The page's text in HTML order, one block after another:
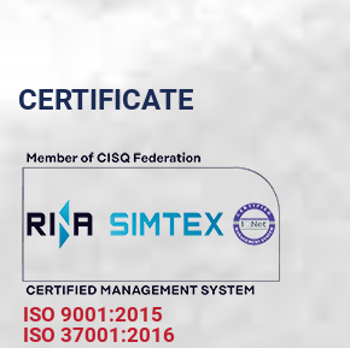
CERTIFICATE
ISO 9001:2015
ISO 37001:2016